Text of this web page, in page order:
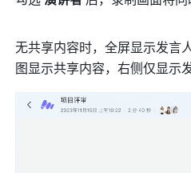
无共享内容时，全屏显示发言
图显示共享内容，右侧仅显示